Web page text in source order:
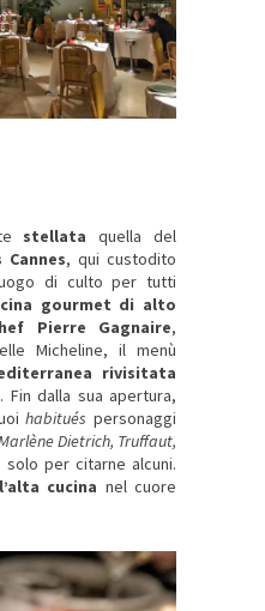
stellata quella del
Cannes, qui custodito
di culto per tutti
gourmet di alto
Pierre Gagnaire,
Micheline, il menù
rivisitata
. Fin dalla sua apertura,
habitués personaggi
Dietrich, Truffaut,
solo per citarne alcuni.
cucina nel cuore